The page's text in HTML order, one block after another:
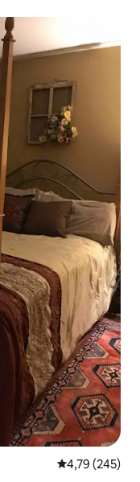
Gemiddelde
4,79 (245)